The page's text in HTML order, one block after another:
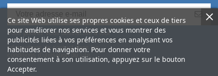
Ce site Web utilise ses propres cookies et ceux de tiers
pour améliorer nos services et vous montrer des
publicités liées à vos préférences en analysant vos
habitudes de navigation. Pour donner votre
consentement à son utilisation, appuyez sur le bouton
Accepter.
Vous pouvez vous désinscrire à tout
moment. Vous trouverez pour cela nos
informations de contact dans les
conditions d'utilisation du site.